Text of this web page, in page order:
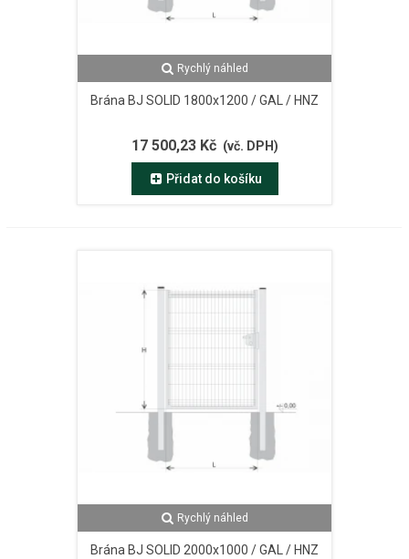
Rychlý náhled
Brána BJ SOLID 1800x1200 / GAL / HNZ
17 500,23 Kč (vč. DPH)
Přidat do košíku
Rychlý náhled
Brána BJ SOLID 2000x1000 / GAL / HNZ